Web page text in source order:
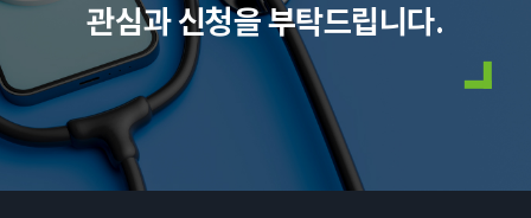
관심과 신청을 부탁드립니다.